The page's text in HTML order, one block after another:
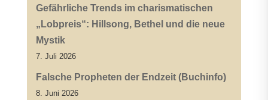
Gefährliche Trends im charismatischen
„Lobpreis“: Hillsong, Bethel und die neue
Mystik
7. Juli 2026
Falsche Propheten der Endzeit (Buchinfo)
8. Juni 2026